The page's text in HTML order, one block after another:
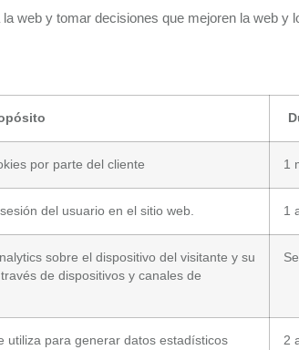
web y tomar decisiones que mejoren la web y
por parte del cliente 1
del usuario en el sitio web. 1
sobre el dispositivo del visitante y su
de dispositivos y canales de
utiliza para generar datos estadísticos
2